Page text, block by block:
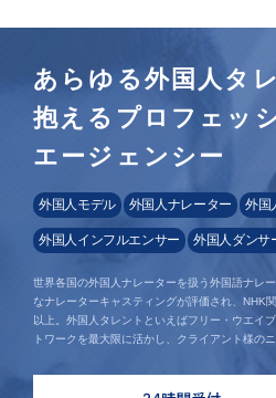
あらゆる外国人タ
抱えるプロフェッ
エージェンシー
外国人モデル 外国人ナレーター 外国
外国人インフルエンサー 外国人ダンサ
世界各国の外国人ナレーターを扱う外国語ナレ
なナレーターキャスティングが評価され、NHK
以上。外国人タレントといえばフリー・ウエイ
トワークを最大限に活かし、クライアント様の